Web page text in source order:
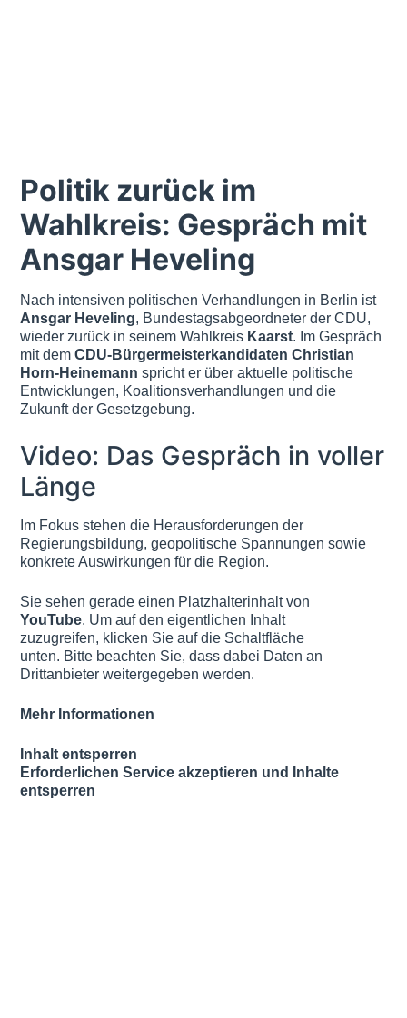
Politik zurück im
Wahlkreis: Gespräch mit
Ansgar Heveling
Nach intensiven politischen Verhandlungen in Berlin ist
Ansgar Heveling, Bundestagsabgeordneter der CDU,
wieder zurück in seinem Wahlkreis Kaarst. Im Gespräch
mit demCDU-Bürgermeisterkandidaten Christian
Horn-Heinemann spricht er über aktuelle politische
Entwicklungen, Koalitionsverhandlungen und die
Zukunft der Gesetzgebung.
Video: Das Gespräch in voller
Länge
Im Fokus stehen die Herausforderungen der
Regierungsbildung, geopolitische Spannungen sowie
konkrete Auswirkungen für die Region.
Sie sehen gerade einen Platzhalterinhalt von
YouTube. Um auf den eigentlichen Inhalt
zuzugreifen, klicken Sie auf die Schaltfläche
unten. Bitte beachten Sie, dass dabei Daten an
Drittanbieter weitergegeben werden.
Mehr Informationen
Inhalt entsperren
Erforderlichen Service akzeptieren und Inhalte
entsperren